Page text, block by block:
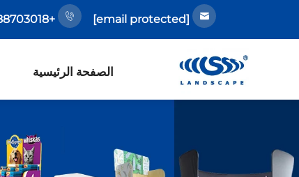
[email protected]
+86-18588703018
الصفحة الرئيسية